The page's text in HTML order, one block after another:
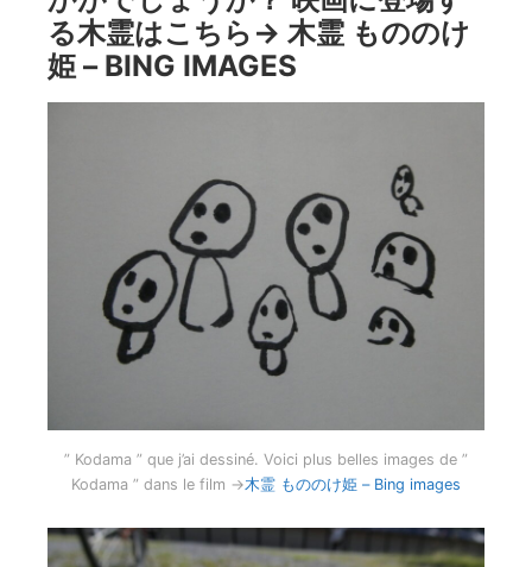
る木霊はこちら→ 木霊 もののけ
姫 – BING IMAGES
” Kodama ” que j’ai dessiné. Voici plus belles images de ”
Kodama ” dans le film →木霊 もののけ姫 – Bing images